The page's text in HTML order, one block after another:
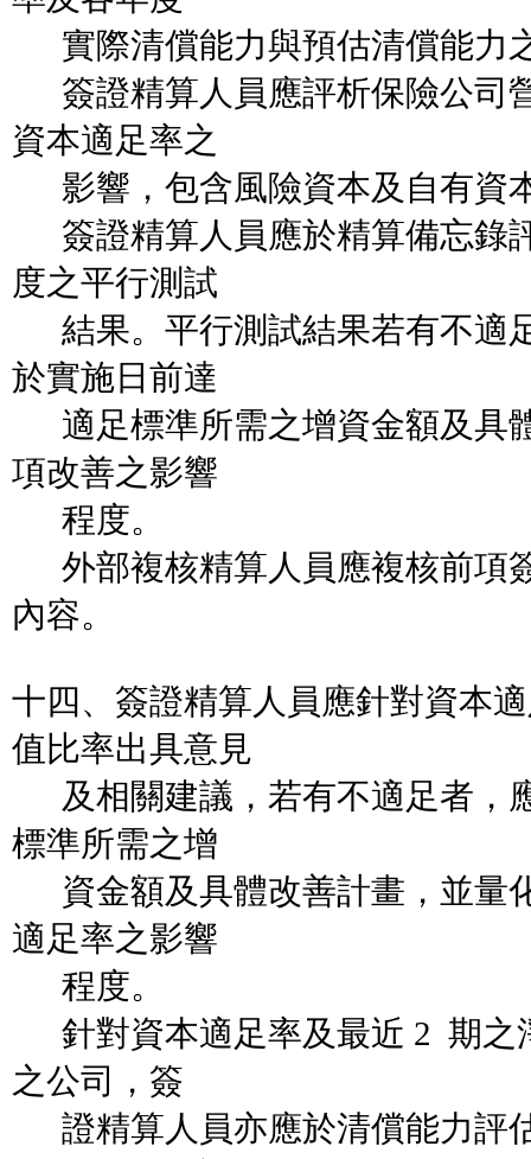
實際清償能力與預估清償能力
簽證精算人員應評析保險公司
資本適足率之
影響，包含風險資本及自有資
簽證精算人員應於精算備忘錄
度之平行測試
結果。平行測試結果若有不適
於實施日前達
適足標準所需之增資金額及具
項改善之影響
程度。
外部複核精算人員應複核前項
內容。
十四、簽證精算人員應針對資本
值比率出具意見
及相關建議，若有不適足者，
標準所需之增
資金額及具體改善計畫，並量
適足率之影響
程度。
針對資本適足率及最近 2 期之
之公司，簽
證精算人員亦應於清償能力評